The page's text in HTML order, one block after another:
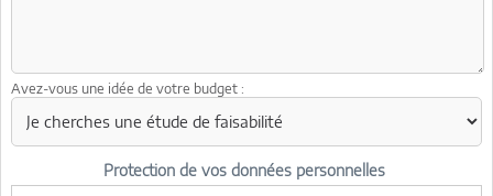
Avez-vous une idée de votre budget :
Protection de vos données personnelles